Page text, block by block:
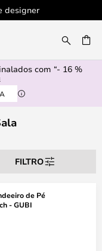
profissional
com “- 16 %
FILTRO
de Pé
- GUBI